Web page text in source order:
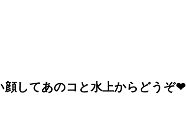
顔してあのコと水上からどうぞ❤︎